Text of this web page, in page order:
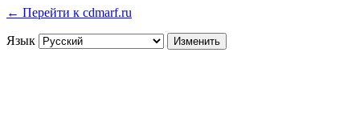
← Перейти к cdmarf.ru
Язык